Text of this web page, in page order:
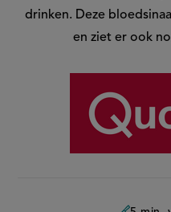
drinken. Deze
en ziet er ook